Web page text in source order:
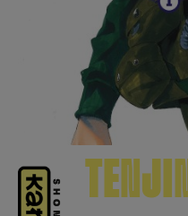
TENJIN
Se connecter
Hunter x Hunter
Fire Force
Black Butler